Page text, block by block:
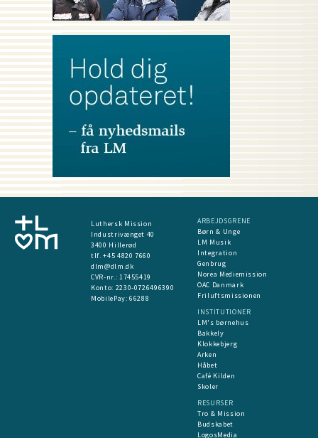
Luthersk Mission
Industrivænget 40
3400 Hillerød
tlf. +45 4820 7660
dlm@dlm.dk
CVR-nr.: 17455419
​Konto: 2230-0726496390
MobilePay:66288
ARBEJDSGRENE
Børn & Unge
LM Musik
Integration
Genbrug
Norea Mediemission
OAC Danmark
Friluftsmissionen
INSTITUTIONER
LM's børnehus
Bakkely
Klokkebjerg
Arken
Håbet
Café Kilden
Skoler
RESURSER
Tro & Mission
Budskabet
LogosMedia